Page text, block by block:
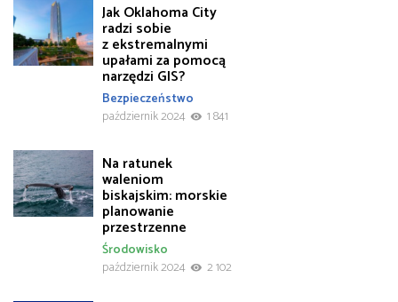
Jak Oklahoma City
radzi sobie
z ekstremalnymi
upałami za pomocą
narzędzi GIS?
Bezpieczeństwo
październik 2024
1 841
Na ratunek
waleniom
biskajskim: morskie
planowanie
przestrzenne
Środowisko
październik 2024
2 102